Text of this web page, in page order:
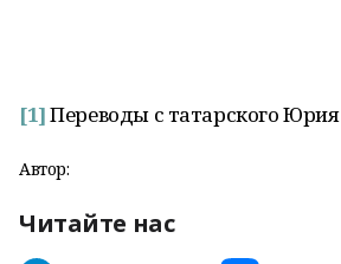
[1]Переводы с татарского
Автор:
Читайте нас